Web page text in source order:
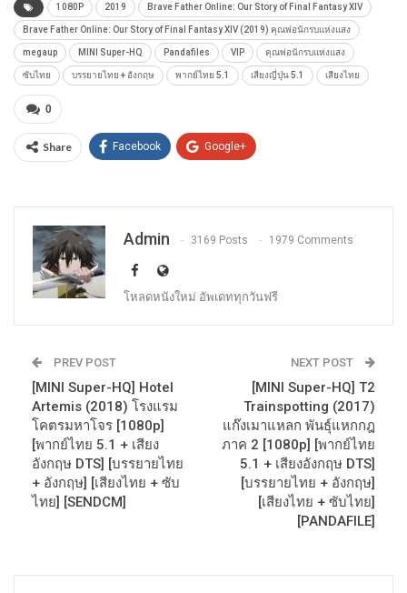
1080P 2019 Brave Father Online: Our Story of Final Fantasy XIV
Brave Father Online: Our Story of Final Fantasy XIV (2019) คุณพ่อนักรบแห่งแสง
megaup MINI Super-HQ Pandafiles VIP คุณพ่อนักรบแห่งแสง
ซับไทย บรรยายไทย + อังกฤษ พากย์ไทย 5.1 เสียงญี่ปุ่น 5.1 เสียงไทย
0
Share Facebook Google+
Admin 3169 Posts 1979 Comments
โหลดหนังใหม่ อัพเดททุกวันฟรี
PREV POST
[MINI Super-HQ] Hotel
Artemis (2018) โรงแรม
โคตรมหาโจร [1080p]
[พากย์ไทย 5.1 + เสียง
อังกฤษ DTS] [บรรยายไทย
+ อังกฤษ] [เสียงไทย + ซับ
ไทย] [SENDCM]
NEXT POST
[MINI Super-HQ] T2
Trainspotting (2017)
แก๊งเมาแหลก พันธุ์แหกกฎ
ภาค 2 [1080p] [พากย์ไทย
5.1 + เสียงอังกฤษ DTS]
[บรรยายไทย + อังกฤษ]
[เสียงไทย + ซับไทย]
[PANDAFILE]